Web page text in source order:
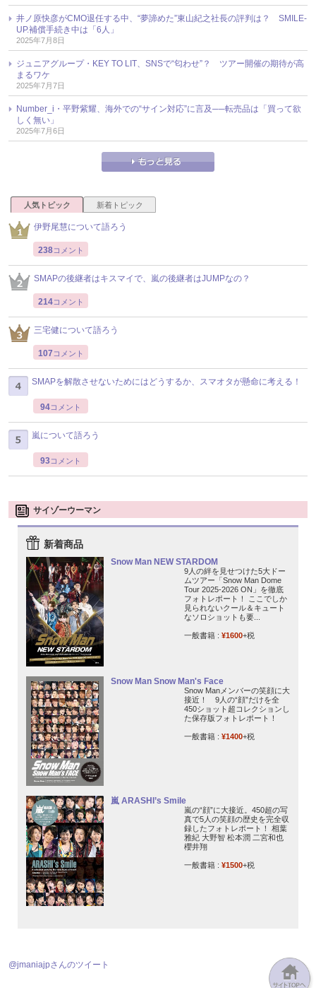
井ノ原快彦がCMO退任する中、“夢諦めた”東山紀之社長の評判は？ SMILE-
UP.補償手続き中は「6人」
2025年7月8日
ジュニアグループ・KEY TO LIT、SNSで“匂わせ”？ ツアー開催の期待が高
まるワケ
2025年7月7日
Number_i・平野紫耀、海外での“サイン対応”に言及──転売品は「買って欲
しく無い」
2025年7月6日
人気トピック 新着トピック
伊野尾慧について語ろう
238コメント
SMAPの後継者はキスマイで、嵐の後継者はJUMPなの？
214コメント
三宅健について語ろう
107 コメント
SMAPを解散させないためにはどうするか、スマオタが懸命に考える！
94コメント
嵐について語ろう
93コメント
サイゾーウーマン
新着商品
Snow Man NEW STARDOM
9人の絆を見せつけた5大ドー
ムツアー「Snow Man Dome
Tour 2025-2026 ON」を徹底
フォトレポート！ ここでしか
見られないクール＆キュート
なソロショットも要...
一般書籍 : ¥1600+税
Snow Man Snow Man's Face
Snow Manメンバーの笑顔に大
接近！ 9人の“顔”だけを全
450ショット超コレクションし
た保存版フォトレポート！
一般書籍 : ¥1400+税
嵐 ARASHI’s Smile
嵐の“顔”に大接近。450超の写
真で5人の笑顔の歴史を完全収
録したフォトレポート！ 相葉
雅紀 大野智 松本潤 二宮和也
櫻井翔
一般書籍 : ¥1500+税
@jmaniajpさんのツイート